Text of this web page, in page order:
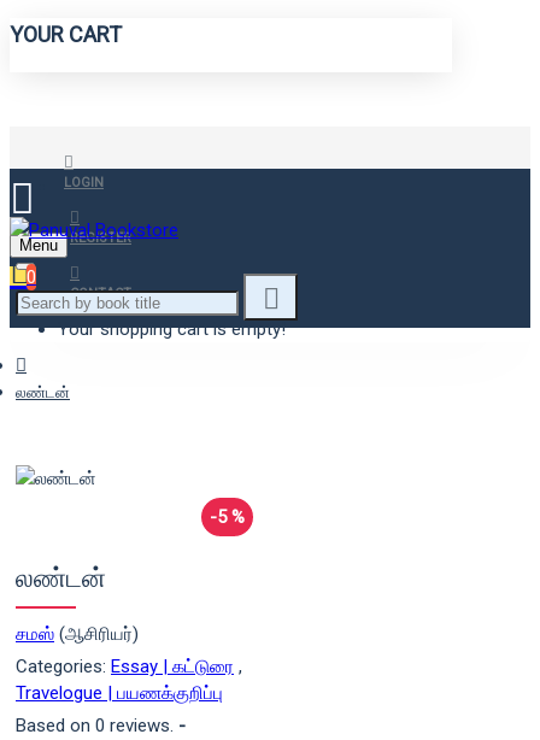
YOUR CART
LOGIN
REGISTER
CONTACT
Menu
0
Your shopping cart is empty!
லண்டன்
-5 %
லண்டன்
சமஸ் (ஆசிரியர்)
Categories: Essay | கட்டுரை ,
Travelogue | பயணக்குறிப்பு
Based on 0 reviews. -